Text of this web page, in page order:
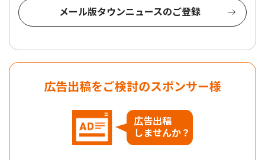
メール版タウンニュースのご登録
広告出稿をご検討のスポンサー様
広告出稿
しませんか？